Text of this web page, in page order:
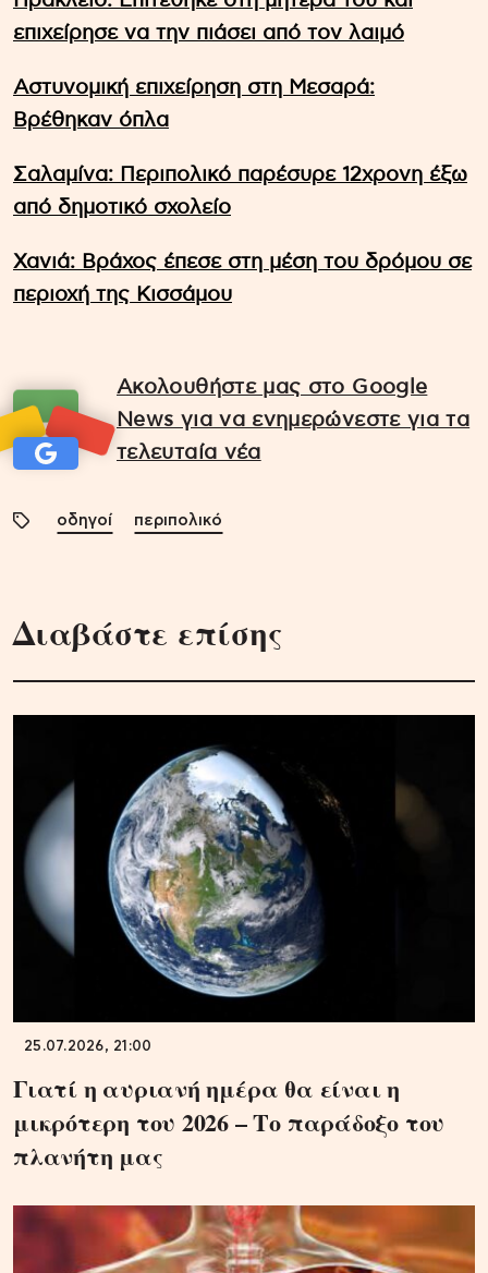
επιχείρησε να την πιάσει από τον λαιμό
Αστυνομική επιχείρηση στη Μεσαρά:
Βρέθηκαν όπλα
Σαλαμίνα: Περιπολικό παρέσυρε 12χρονη έξω
από δημοτικό σχολείο
Χανιά: Βράχος έπεσε στη μέση του δρόμου σε
περιοχή της Κισσάμου
Ακολουθήστε μας στο Google
News για να ενημερώνεστε για τα
τελευταία νέα
οδηγοί περιπολικό
Διαβάστε επίσης
25.07.2026, 21:00
Γιατί η αυριανή ημέρα θα είναι η
μικρότερη του 2026 – Το παράδοξο του
πλανήτη μας